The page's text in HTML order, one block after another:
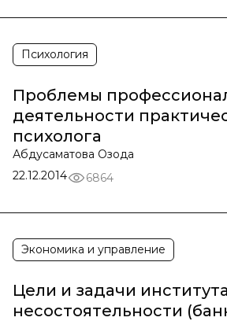
Психология
Проблемы
деятельности
психолога
Абдусаматова Озода
22.12.2014
6864
Экономика и управление
Цели и задачи института
несостоятельности